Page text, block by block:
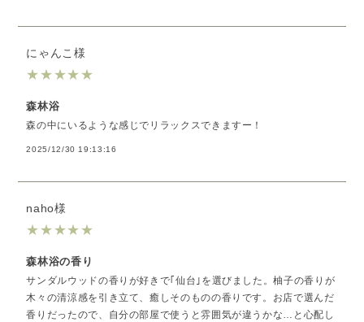
にゃんこ様
★★★★★
森林浴
森の中にいるような感じでリラックスできますー！
2025/12/30 19:13:16
naho様
★★★★★
森林浴の香り
サンダルウッドの香りが好きで｢仙台｣を選びました。柚子の香りが
木々の清涼感を引き立て、癒しそのものの香りです。お店で選んだ
香りだったので、自分の部屋で使うと雰囲気が違うかな…と心配し